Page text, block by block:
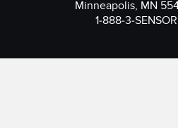
Minneapolis, MN
1-888-3-